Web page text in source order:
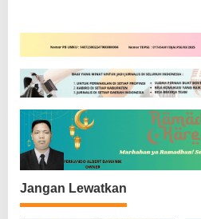
s
i
p
o
s
Jangan Lewatkan